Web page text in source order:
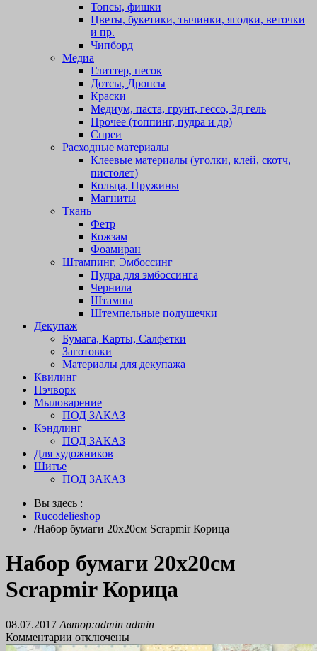
Топсы, фишки
Цветы, букетики, тычинки, ягодки, веточки
и пр.
Чипборд
Медиа
Глиттер, песок
Дотсы, Дропсы
Краски
Медиум, паста, грунт, гессо, 3д гель
Прочее (топпинг, пудра и др)
Спреи
Расходные материалы
Клеевые материалы (уголки, клей, скотч,
пистолет)
Кольца, Пружины
Магниты
Ткань
Фетр
Кожзам
Фоамиран
Штампинг, Эмбоссинг
Пудра для эмбоссинга
Чернила
Штампы
Штемпельные подушечки
Декупаж
Бумага, Карты, Салфетки
Заготовки
Материалы для декупажа
Квилинг
Пэчворк
Мыловарение
ПОД ЗАКАЗ
Кэндлинг
ПОД ЗАКАЗ
Для художников
Шитье
ПОД ЗАКАЗ
Вы здесь :
Rucodelieshop
/Набор бумаги 20х20см Scrapmir Корица
Набор бумаги 20х20см
Scrapmir Корица
08.07.2017 Автор:admin admin
Комментарии отключены